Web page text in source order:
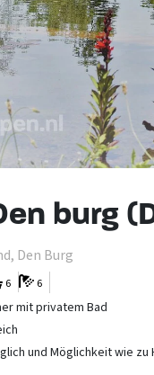
burg
Den Burg
6
6
mit privatem Bad
und Möglichkeit wie